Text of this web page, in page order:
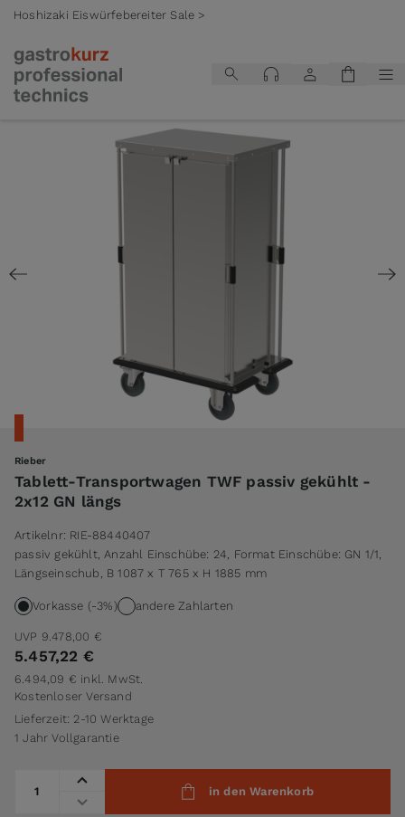
Hoshizaki Eiswürfebereiter Sale >
Rieber
Tablett-Transportwagen TWF passiv gekühlt -
2x12 GN längs
Artikelnr: RIE-88440407
passiv gekühlt, Anzahl Einschübe: 24, Format Einschübe: GN 1/1,
Längseinschub, B 1087 x T 765 x H 1885 mm
Vorkasse (-3%) andere Zahlarten
UVP 9.478,00 €
5.457,22 €
6.494,09 € inkl. MwSt.
Kostenloser Versand
Lieferzeit: 2-10 Werktage
1 Jahr Vollgarantie
in den Warenkorb